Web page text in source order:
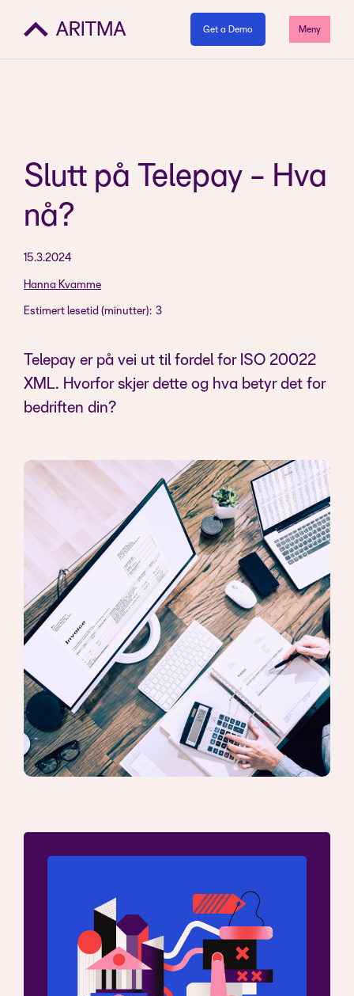
Get a Demo Meny
Slutt på Telepay - Hva
nå?
15.3.2024
Hanna Kvamme
Estimert lesetid (minutter): 3
Telepay er på vei ut til fordel for ISO 20022
XML. Hvorfor skjer dette og hva betyr det for
bedriften din?